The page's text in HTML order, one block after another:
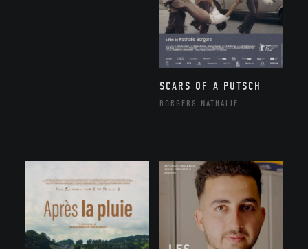
SCARS OF A PUTSCH
BORGERS NATHALIE